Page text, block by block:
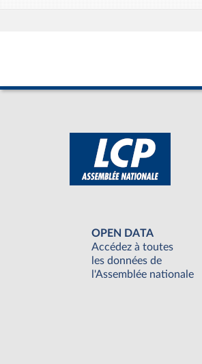
OPEN DATA
Accédez à toutes
les données de
l'Assemblée nationale